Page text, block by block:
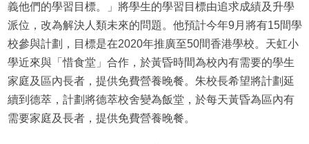
義他們的學習目標。」將學生的學習目標由追求成績及升學
派位，改為解決人類未來的問題。他預計今年9月將有15間學
校參與計劃，目標是在2020年推廣至50間香港學校。天虹小
學近來與「惜食堂」合作，於黃昏時間為校內有需要的學生
家庭及區內長者，提供免費營養晚餐。朱校長希望將計劃延
續到德萃，計劃將德萃校舍變為飯堂，於每天黃昏為區內有
需要家庭及長者，提供免費營養晚餐。